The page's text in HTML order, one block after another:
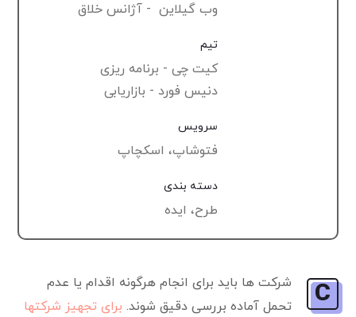
وب گیلاین - آژانس خلاق
تیم
کیت چی - برنامه ریزی
دنیس فورد - بازاریابی
سرویس
فتوشاپ، اسکچاپ
دسته بندی
طرح، ایده
C
شرکت ها باید برای انجام هرگونه اقدام یا عدم
تحمل آماده بررسی دقیق شوند. برای تجهیز شرکتها